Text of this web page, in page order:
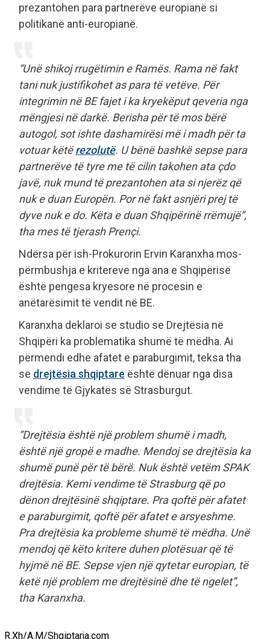
prezantohen para partnerëve europianë si
politikanë anti-europianë.
“Unë shikoj rrugëtimin e Ramës. Rama në fakt
tani nuk justifikohet as para të vetëve. Për
integrimin në BE fajet i ka kryekëput qeveria nga
mëngjesi në darkë. Berisha për të mos bërë
autogol, sot ishte dashamirësi më i madh për ta
votuar këtërezolutë. U bënë bashkë sepse para
partnerëve të tyre me të cilin takohen ata çdo
javë, nuk mund të prezantohen ata si njerëz që
nuk e duan Europën. Por në fakt asnjëri prej të
dyve nuk e do. Këta e duan Shqipërinë rrëmujë”,
tha mes të tjerash Prençi.
Ndërsa për ish-Prokurorin Ervin Karanxha mos-
përmbushja e kritereve nga ana e Shqipërisë
është pengesa kryesore në procesin e
anëtarësimit të vendit në BE.
Karanxha deklaroi se studio se Drejtësia në
Shqipëri ka problematika shumë të mëdha. Ai
përmendi edhe afatet e paraburgimit, teksa tha
se drejtësia shqiptare është dënuar nga disa
vendime të Gjykatës së Strasburgut.
“Drejtësia është një problem shumë i madh,
është një gropë e madhe. Mendoj se drejtësia ka
shumë punë për të bërë. Nuk është vetëm SPAK
drejtësia. Kemi vendime të Strasburg që po
dënon drejtësinë shqiptare. Pra qoftë për afatet
e paraburgimit, qoftë për afatet e arsyeshme.
Pra drejtësia ka probleme shumë të mëdha. Unë
mendoj që këto kritere duhen plotësuar që të
hyjmë në BE. Sepse vjen një qytetar europian, të
ketë një problem me drejtësinë dhe të ngelet”,
tha Karanxha.
R.Xh/A.M/Shqiptarja.com